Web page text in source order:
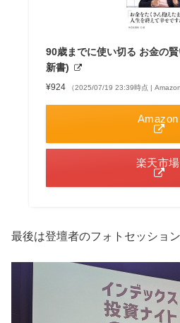
90歳までに使い切る お金の
新書)
¥924 （2025/07/19 23:39時点 | Amazon
Amazon
楽天市場
最後は登壇者のフォトセッション